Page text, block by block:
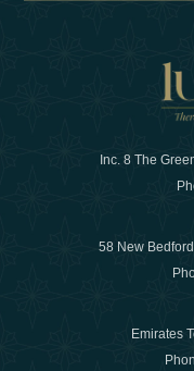
Inc. 8 The
58 New
Emirates